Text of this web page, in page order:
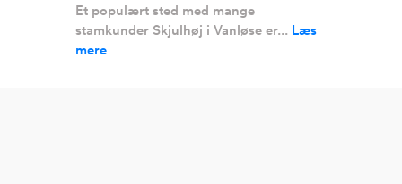
Et populært sted med mange
stamkunder Skjulhøj i Vanløse er... Læs
mere